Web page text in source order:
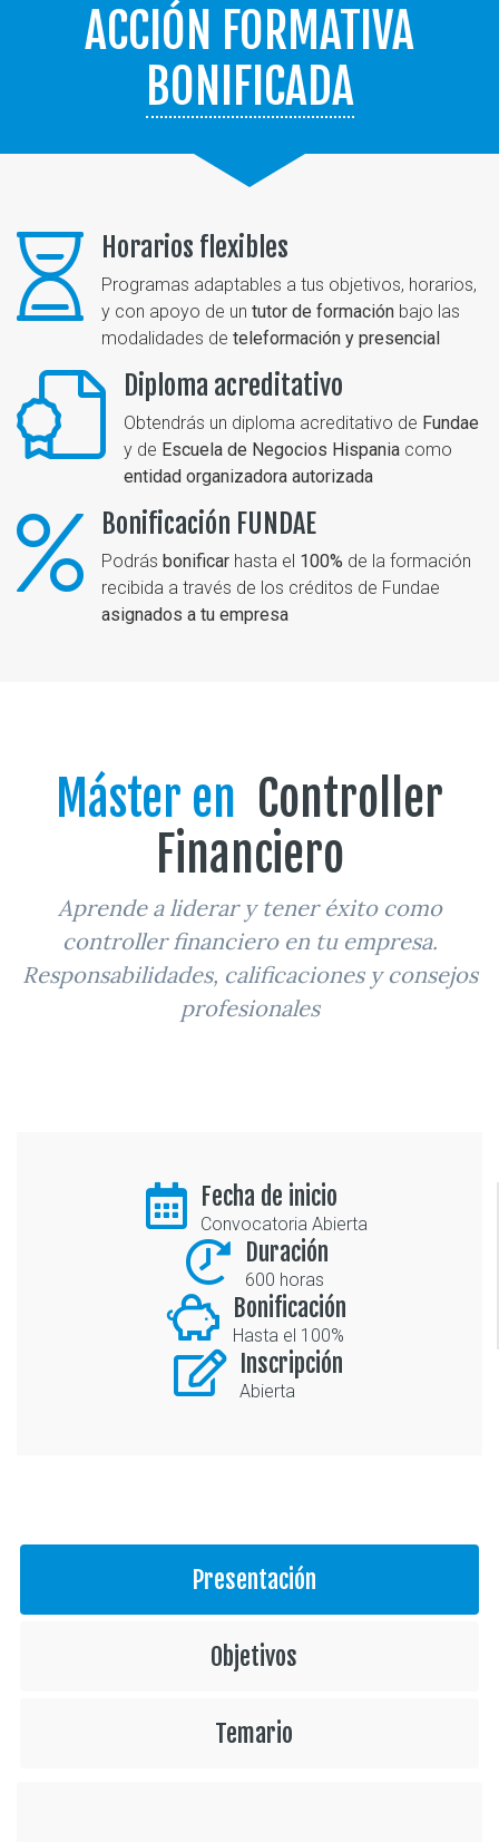
ACCIÓN FORMATIVA
BONIFICADA
Horarios flexibles
Programas adaptables a tus objetivos, horarios,
y con apoyo de un tutor de formación bajo las
modalidades de teleformación y presencial
Diploma acreditativo
Obtendrás un diploma acreditativo de Fundae
y de Escuela de Negocios Hispania como
entidad organizadora autorizada
Bonificación FUNDAE
Podrás bonificar hasta el 100% de la formación
recibida a través de los créditos de Fundae
asignados a tu empresa
Máster en Controller
Financiero
Aprende a liderar y tener éxito como
controller financiero en tu empresa.
Responsabilidades, calificaciones y consejos
profesionales
Fecha de inicio
Convocatoria Abierta
Duración
600 horas
Bonificación
Hasta el 100%
Inscripción
Abierta
Presentación
Objetivos
Temario